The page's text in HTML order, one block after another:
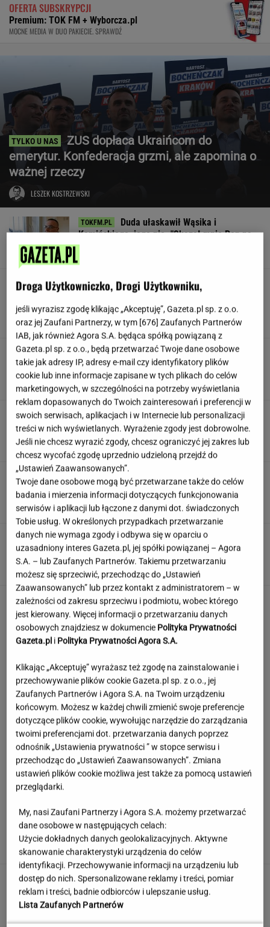
OFERTA SUBSKRYPCJI
Premium: TOK FM + Wyborcza.pl
MOCNE MEDIA W DUO PAKIECIE. SPRAWDŹ
ZUS dopłaca Ukraińcom do
emerytur. Konfederacja grzmi, ale zapomina o
ważnej rzeczy
LESZEK KOSTRZEWSKI
Duda ułaskawił Wąsika i
Kamińskiego, jego nie. "Skazał mnie Pan na
karę śmierci"
Znów przyczepili się do
Lewandowskiej. Aż trudno mi uwierzyć, o co
poszło
KINGA MOLENDA
Jamy karne, pobicia. Ukraina
ma problem z jednostką
SUBSKRYPCJA
Trump skomentował negocjacje ws.wojny w
Ukrainie. "Są już pewne postępy"
Księżniczka musi iść do wojska. Tyle czasu
spędzi w armii
Urzędnicy pukają do domów. Chcą paragonów
MATERIAŁ PROMOCYJNY
Córka Cruise'a i Holmes zagrała w teatrze.
Tyle osób przyszło na jej występ
Rekord padł w niewielkim stawie. Taki okaz
trafia się bardzo rzadko
Droga Użytkowniczko, Drogi Użytkowniku,
jeśli wyrazisz zgodę klikając „Akceptuję”, Gazeta.pl sp. z o.o.
oraz jej Zaufani Partnerzy, w tym [676] Zaufanych Partnerów
IAB, jak również Agora S.A. będąca spółką powiązaną z
Gazeta.pl sp. z o.o., będą przetwarzać Twoje dane osobowe
takie jak adresy IP, adresy e-mail czy identyfikatory plików
cookie lub inne informacje zapisane w tych plikach do celów
marketingowych, w szczególności na potrzeby wyświetlania
reklam dopasowanych do Twoich zainteresowań i preferencji w
swoich serwisach, aplikacjach i w Internecie lub personalizacji
treści w nich wyświetlanych. Wyrażenie zgody jest dobrowolne.
Jeśli nie chcesz wyrazić zgody, chcesz ograniczyć jej zakres lub
chcesz wycofać zgodę uprzednio udzieloną przejdź do
„Ustawień Zaawansowanych”.
Twoje dane osobowe mogą być przetwarzane także do celów
badania i mierzenia informacji dotyczących funkcjonowania
serwisów i aplikacji lub łączone z danymi dot. świadczonych
Tobie usług. W określonych przypadkach przetwarzanie
danych nie wymaga zgody i odbywa się w oparciu o
uzasadniony interes Gazeta.pl, jej spółki powiązanej – Agora
S.A. – lub Zaufanych Partnerów. Takiemu przetwarzaniu
możesz się sprzeciwić, przechodząc do „Ustawień
Zaawansowanych” lub przez kontakt z administratorem – w
zależności od zakresu sprzeciwu i podmiotu, wobec którego
jest kierowany. Więcej informacji o przetwarzaniu danych
osobowych znajdziesz w dokumencie Polityka Prywatności
Gazeta.pl i Polityka Prywatności Agora S.A.
Klikając „Akceptuję” wyrażasz też zgodę na zainstalowanie i
przechowywanie plików cookie Gazeta.pl sp. z o.o., jej
Zaufanych Partnerów i Agora S.A. na Twoim urządzeniu
końcowym. Możesz w każdej chwili zmienić swoje preferencje
dotyczące plików cookie, wywołując narzędzie do zarządzania
twoimi preferencjami dot. przetwarzania danych poprzez
odnośnik „Ustawienia prywatności ” w stopce serwisu i
przechodząc do „Ustawień Zaawansowanych”. Zmiana
ustawień plików cookie możliwa jest także za pomocą ustawień
przeglądarki.
My, nasi Zaufani Partnerzy i Agora S.A. możemy przetwarzać
dane osobowe w następujących celach:
Użycie dokładnych danych geolokalizacyjnych. Aktywne
skanowanie charakterystyki urządzenia do celów
identyfikacji. Przechowywanie informacji na urządzeniu lub
dostęp do nich. Spersonalizowane reklamy i treści, pomiar
reklam i treści, badnie odbiorców i ulepszanie usług.
Lista Zaufanych Partnerów